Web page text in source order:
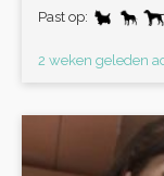
Past op:
2 weken geleden